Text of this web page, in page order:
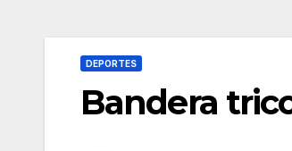
DEPORTES
Bandera